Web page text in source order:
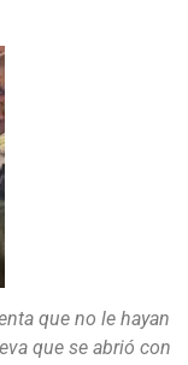
que no le hayan
que se abrió con